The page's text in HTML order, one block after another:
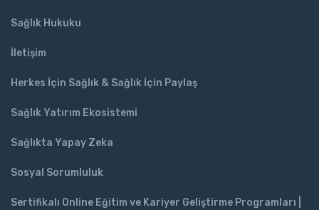
Sağlık Hukuku
İletişim
Herkes İçin Sağlık & Sağlık İçin Paylaş
Sağlık Yatırım Ekosistemi
Sağlıkta Yapay Zeka
Sosyal Sorumluluk
Sertifikalı Online Eğitim ve Kariyer Geliştirme Programları |